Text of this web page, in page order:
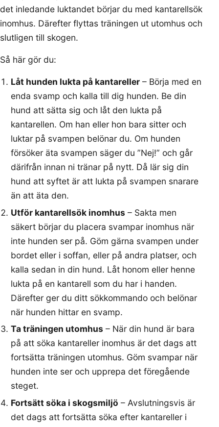
det inledande luktandet börjar du med kantarellsök
inomhus. Därefter flyttas träningen ut utomhus och
slutligen till skogen.
Så här gör du:
Låt hunden lukta på kantareller – Börja med en
enda svamp och kalla till dig hunden. Be din
hund att sätta sig och låt den lukta på
kantarellen. Om han eller hon bara sitter och
luktar på svampen belönar du. Om hunden
försöker äta svampen säger du ”Nej!” och går
därifrån innan ni tränar på nytt. Då lär sig din
hund att syftet är att lukta på svampen snarare
än att äta den.
Utför kantarellsök inomhus – Sakta men
säkert börjar du placera svampar inomhus när
inte hunden ser på. Göm gärna svampen under
bordet eller i soffan, eller på andra platser, och
kalla sedan in din hund. Låt honom eller henne
lukta på en kantarell som du har i handen.
Därefter ger du ditt sökkommando och belönar
när hunden hittar en svamp.
Ta träningen utomhus – När din hund är bara
på att söka kantareller inomhus är det dags att
fortsätta träningen utomhus. Göm svampar när
hunden inte ser och upprepa det föregående
steget.
Fortsätt söka i skogsmiljö – Avslutningsvis är
det dags att fortsätta söka efter kantareller i